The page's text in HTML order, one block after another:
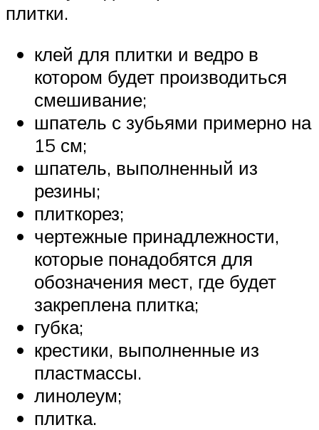
плитки.
клей для плитки и ведро в
котором будет производиться
смешивание;
шпатель с зубьями примерно на
15 см;
шпатель, выполненный из
резины;
плиткорез;
чертежные принадлежности,
которые понадобятся для
обозначения мест, где будет
закреплена плитка;
губка;
крестики, выполненные из
пластмассы.
линолеум;
плитка.